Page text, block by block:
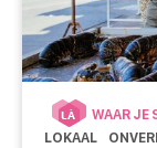
LÀ WAAR JE
LOKAAL